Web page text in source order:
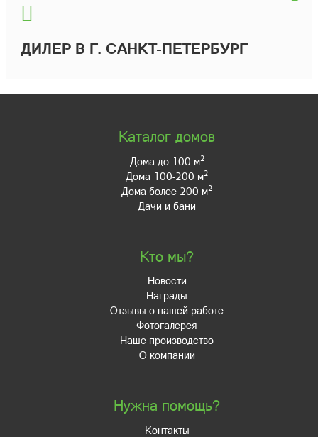
ДИЛЕР В Г. САНКТ-ПЕТЕРБУРГ
Каталог домов
Дома до 100 м2
Дома 100-200 м2
Дома более 200 м2
Дачи и бани
Кто мы?
Новости
Награды
Отзывы о нашей работе
Фотогалерея
Наше производство
О компании
Нужна помощь?
Контакты